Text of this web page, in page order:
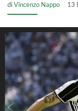
diVincenzo Nappo 13